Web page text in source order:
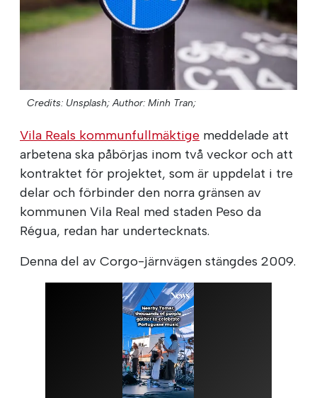
Credits: Unsplash; Author: Minh Tran;
Vila Reals kommunfullmäktige meddelade att
arbetena ska påbörjas inom två veckor och att
kontraktet för projektet, som är uppdelat i tre
delar och förbinder den norra gränsen av
kommunen Vila Real med staden Peso da
Régua, redan har undertecknats.
Denna del av Corgo-järnvägen stängdes 2009.